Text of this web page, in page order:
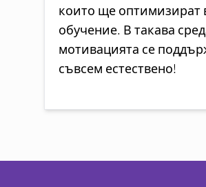
които ще оптимизират
обучение. В такава
мотивацията се
съвсем естествено!